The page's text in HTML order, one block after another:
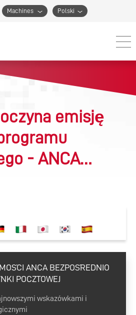
Machines Polski
emisję
- ANCA
ANCA BEZPOŚREDNIO
POCZTOWEJ
wskazówkami i